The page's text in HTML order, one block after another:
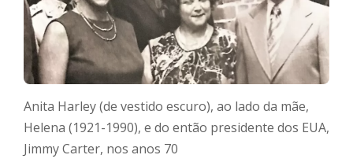
Anita Harley (de vestido escuro), ao lado da mãe,
Helena (1921-1990), e do então presidente dos EUA,
Jimmy Carter, nos anos 70